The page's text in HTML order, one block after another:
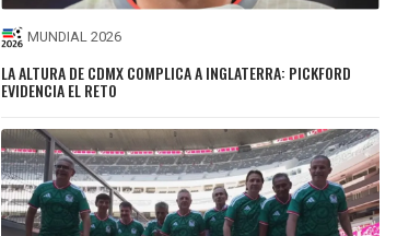
MUNDIAL 2026
LA ALTURA DE CDMX COMPLICA A INGLATERRA: PICKFORD
EVIDENCIA EL RETO